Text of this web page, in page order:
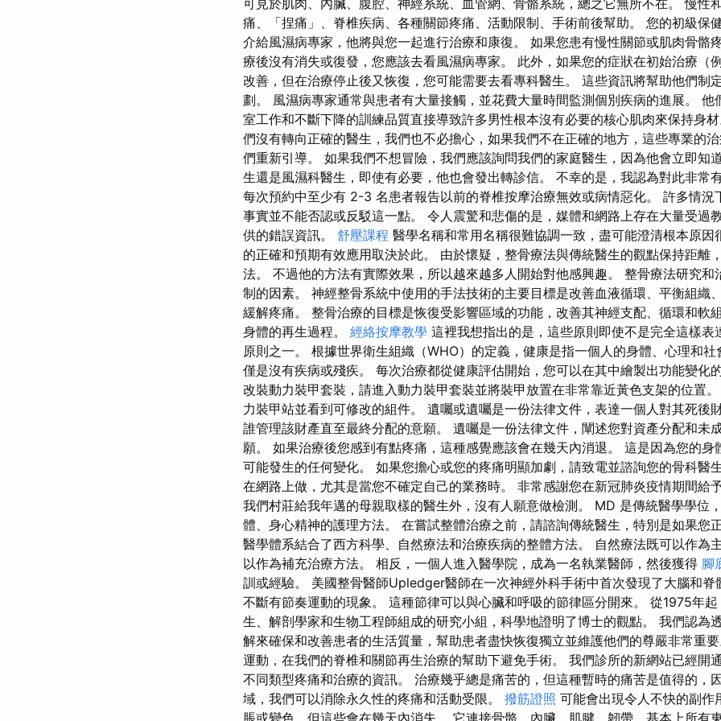
痛、「捏痛」、脊椎疾病、各種關節疼痛、活動限制、手術前後幫助。 您的初級保
介給風濕病專家，他將與您一起進行治療和康復。 如果您患有慢性關節或肌肉骨骼
療後沒有消失或復發，您應該去看風濕病專家。 此外，如果您的症狀在初始治療（
改善，但在治療停止後又恢復，您可能需要去看專科醫生。 這些資訊將幫助他們制
劃。 風濕病專家通常與患者有大量接觸，並花費大量時間監測個別疾病的進展。 他
室工作和不斷下降的訓練品質直接導致許多男性根本沒有必要的核心肌肉來保持身
們沒有轉向正確的醫生，我們也不必擔心，如果我們不在正確的地方，這些專業的
們重新引導。 如果我們不想冒險，我們應該詢問我們的家庭醫生，因為他會立即知
生還是風濕科醫生，即使有必要，他也會發出轉診信。 不幸的是，我認為對此非常
每次預約中至少有 2-3 名患者報告以前的脊椎按摩治療無效或病情惡化。 許多情況
事實並不能否認或反駁這一點。 令人震驚和悲傷的是，媒體和網路上存在大量受過
供的錯誤資訊。 舒壓課程 醫學名稱和常用名稱很難協調一致，盡可能澄清根本原因
的正確和預期有效應用取決於此。 由於懷疑，整骨療法與傳統醫生的觀點保持距離
法。 不過他的方法有實際效果，所以越來越多人開始對他感興趣。 整骨療法研究和
制的因素。 神經整骨系統中使用的手法技術的主要目標是改善血液循環、平衡組織
緩解疼痛。 整骨治療的目標是恢復受影響區域的功能，改善其神經支配、循環和軟
身體的再生過程。 經絡按摩教學 這裡我想指出的是，這些原則即使不是完全這樣表
原則之一。 根據世界衛生組織（WHO）的定義，健康是指一個人的身體、心理和
僅是沒有疾病或殘疾。 每次治療都從健康評估開始，您可以在其中繪製出功能變化
改裝動力裝甲套裝，請進入動力裝甲套裝並將裝甲放置在非常靠近黃色支架的位置
力裝甲站並看到可修改的組件。 遺囑或遺囑是一份法律文件，表達一個人對其死後
誰管理該財產直至最終分配的意願。 遺囑是一份法律文件，闡述您對資產分配和未
願。 如果治療後您感到有點疼痛，這種感覺應該會在幾天內消退。 這是因為您的身
可能發生的任何變化。 如果您擔心或您的疼痛明顯加劇，請致電並諮詢您的骨科醫
在網路上做，尤其是當您不確定自己的業務時。 非常感謝您在新冠肺炎疫情期間給
我們村莊給我年邁的母親取樣的醫生外，沒有人願意做檢測。 MD 是傳統醫學學位
體、身心精神的護理方法。 在嘗試整體治療之前，請諮詢傳統醫生，特別是如果您
醫學體系結合了西方科學、自然療法和治療疾病的整體方法。 自然療法既可以作為
以作為補充治療方法。 相反，一個人進入醫學院，成為一名執業醫師，然後獲得 腳
訓或經驗。 美國整骨醫師Upledger醫師在一次神經外科手術中首次發現了大腦和脊
不斷有節奏運動的現象。 這種節律可以與心臟和呼吸的節律區分開來。 從1975年
生、解剖學家和生物工程師組成的研究小組，科學地證明了博士的觀點。 我們認為
解來確保和改善患者的生活質量，幫助患者盡快恢復獨立並維護他們的尊嚴非常重
運動，在我們的脊椎和關節再生治療的幫助下避免手術。 我們診所的新網站已經開
不同類型疼痛和治療的資訊。 治療幾乎總是痛苦的，但這種暫時的痛苦是值得的，
域，我們可以消除永久性的疼痛和活動受限。 撥筋證照 可能會出現令人不快的副作
脹或變色，但這些會在幾天內消失。 它連接骨骼、內臟、肌腱、韌帶，基本上所有